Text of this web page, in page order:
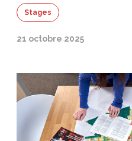
Stages
21 octobre 2025